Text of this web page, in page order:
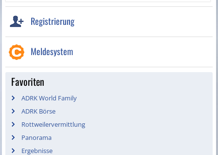
Registrierung
Meldesystem
Favoriten
ADRK World Family
ADRK Börse
Rottweilervermittlung
Panorama
Ergebnisse